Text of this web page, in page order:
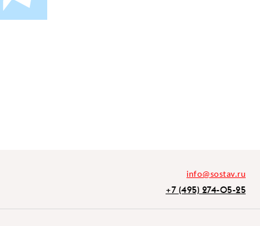
info@sostav.ru
+7 (495) 274-05-25